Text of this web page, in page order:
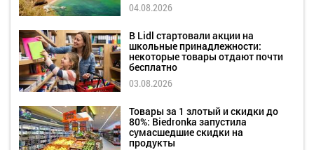
04.08.2026
В Lidl стартовали акции на
школьные принадлежности:
некоторые товары отдают почти
бесплатно
03.08.2026
Товары за 1 злотый и скидки до
80%: Biedronka запустила
сумасшедшие скидки на
продукты